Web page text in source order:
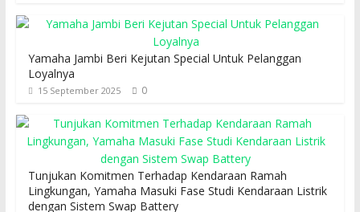
Yamaha Jambi Beri Kejutan Special Untuk Pelanggan
Loyalnya
15 September 2025 0
Tunjukan Komitmen Terhadap Kendaraan Ramah
Lingkungan, Yamaha Masuki Fase Studi Kendaraan Listrik
dengan Sistem Swap Battery